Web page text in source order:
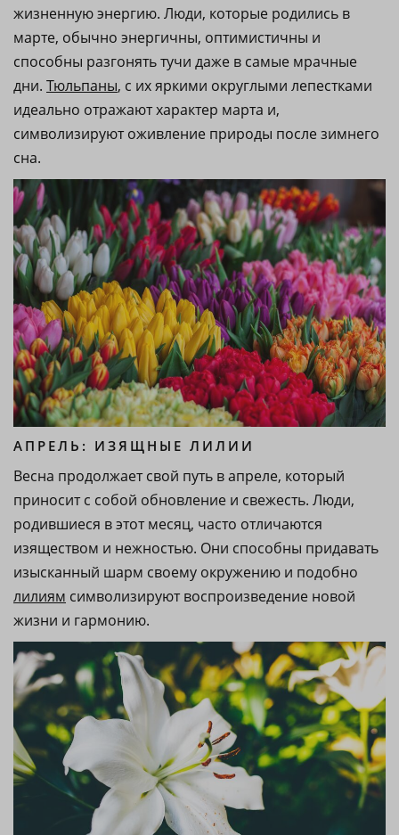
жизненную энергию. Люди, которые родились в
марте, обычно энергичны, оптимистичны и
способны разгонять тучи даже в самые мрачные
дни. Тюльпаны, с их яркими округлыми лепестками
идеально отражают характер марта и,
символизируют оживление природы после зимнего
сна.
АПРЕЛЬ: ИЗЯЩНЫЕ ЛИЛИИ
Весна продолжает свой путь в апреле, который
приносит с собой обновление и свежесть. Люди,
родившиеся в этот месяц, часто отличаются
изяществом и нежностью. Они способны придавать
изысканный шарм своему окружению и подобно
лилиям символизируют воспроизведение новой
жизни и гармонию.